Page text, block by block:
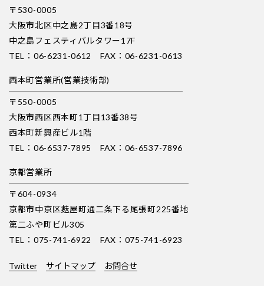
〒530-0005
大阪市北区中之島2丁目3番18号
中之島フェスティバルタワー17F
TEL：06-6231-0612 FAX：06-6231-0613
西本町営業所(営業技術部)
〒550-0005
大阪市西区西本町1丁目13番38号
西本町新興産ビル1階
TEL：06-6537-7895 FAX：06-6537-7896
京都営業所
〒604-0934
京都市中京区麩屋町通二条下る尾張町225番地
第二ふや町ビル305
TEL：075-741-6922 FAX：075-741-6923
Twitter サイトマップ お問合せ